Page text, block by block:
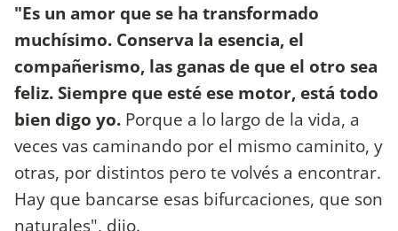
"Es un amor que se ha transformado
muchísimo. Conserva la esencia, el
compañerismo, las ganas de que el otro sea
feliz. Siempre que esté ese motor, está todo
bien digo yo. Porque a lo largo de la vida, a
veces vas caminando por el mismo caminito, y
otras, por distintos pero te volvés a encontrar.
Hay que bancarse esas bifurcaciones, que son
naturales", dijo.